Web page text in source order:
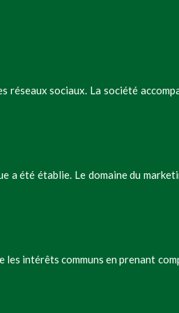
réseaux sociaux. La société
été établie. Le domaine du
intérêts communs en prenant